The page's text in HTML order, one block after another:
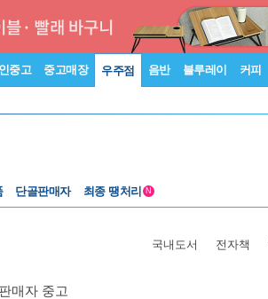
중고 중고매장 우주점 음반 블루레이 커피
단골판매자 최종 땡처리 N
국내도서 전자책
판매자 중고